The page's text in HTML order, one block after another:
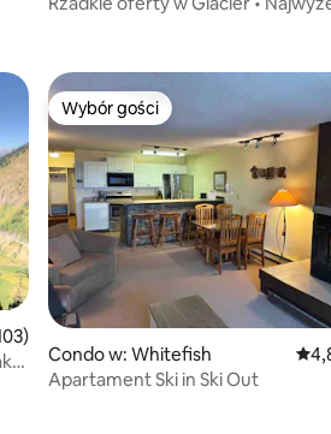
4,94 na 5, liczba recenzji: 103
Wybór gości
Wybór gości
Condo w: Whitefish
Apartament Ski in Ski Out